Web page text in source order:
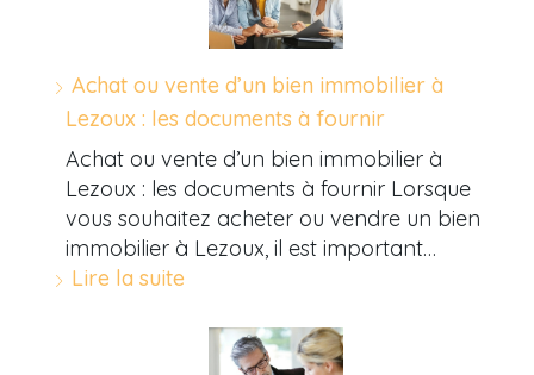
Achat ou vente d’un bien immobilier à
Lezoux : les documents à fournir
Achat ou vente d’un bien immobilier à
Lezoux : les documents à fournir Lorsque
vous souhaitez acheter ou vendre un bien
immobilier à Lezoux, il est important…
Lire la suite